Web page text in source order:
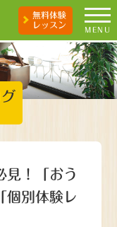
無料体験
レッスン
MENU
見！「おう
個別体験レ